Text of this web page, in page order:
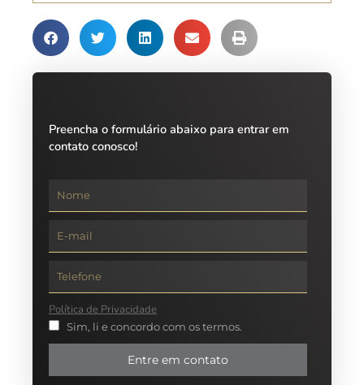
Preencha o formulário abaixo para entrar em
contato conosco!
Política de Privacidade
Sim, li e concordo com os termos.
Entre em contato